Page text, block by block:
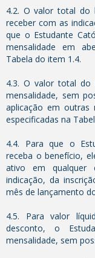
4.2. O valor total do
receber com as
que o Estudante
mensalidade em
Tabela do item 1.4.
4.3. O valor total do
mensalidade, sem
aplicação em outras
especificadas na
4.4. Para que o
receba o benefício,
ativo em qualquer
indicação, da
mês de lançamento
4.5. Para valor
desconto, o
mensalidade, sem